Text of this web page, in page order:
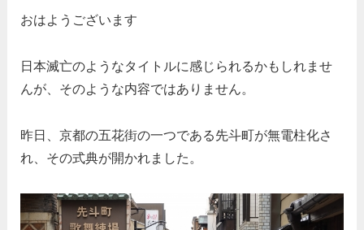
おはようございます
日本滅亡のようなタイトルに感じられるかもしれませ
んが、そのような内容ではありません。
昨日、京都の五花街の一つである先斗町が無電柱化さ
れ、その式典が開かれました。